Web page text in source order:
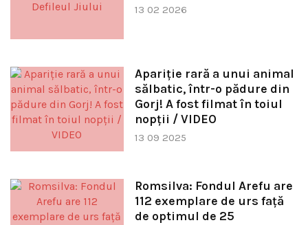
13 02 2026
Apariție rară a unui animal
sălbatic, într-o pădure din
Gorj! A fost filmat în toiul
nopții / VIDEO
13 09 2025
Romsilva: Fondul Arefu are
112 exemplare de urs faţă
de optimul de 25